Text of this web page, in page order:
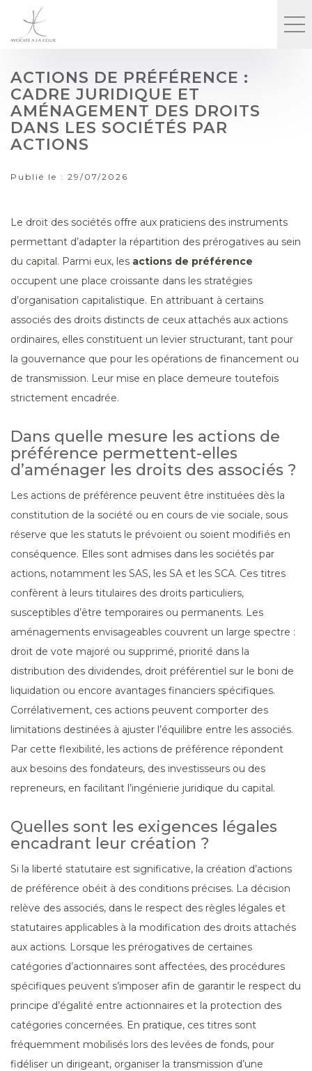
ACTIONS DE PRÉFÉRENCE :
CADRE JURIDIQUE ET
AMÉNAGEMENT DES DROITS
DANS LES SOCIÉTÉS PAR
ACTIONS
Publié le : 29/07/2026
Le droit des sociétés offre aux praticiens des instruments
permettant d’adapter la répartition des prérogatives au sein
du capital. Parmi eux, les actions de préférence
occupent une place croissante dans les stratégies
d’organisation capitalistique. En attribuant à certains
associés des droits distincts de ceux attachés aux actions
ordinaires, elles constituent un levier structurant, tant pour
la gouvernance que pour les opérations de financement ou
de transmission. Leur mise en place demeure toutefois
strictement encadrée.
Dans quelle mesure les actions de
préférence permettent-elles
d’aménager les droits des associés ?
Les actions de préférence peuvent être instituées dès la
constitution de la société ou en cours de vie sociale, sous
réserve que les statuts le prévoient ou soient modifiés en
conséquence. Elles sont admises dans les sociétés par
actions, notamment les SAS, les SA et les SCA. Ces titres
confèrent à leurs titulaires des droits particuliers,
susceptibles d’être temporaires ou permanents. Les
aménagements envisageables couvrent un large spectre :
droit de vote majoré ou supprimé, priorité dans la
distribution des dividendes, droit préférentiel sur le boni de
liquidation ou encore avantages financiers spécifiques.
Corrélativement, ces actions peuvent comporter des
limitations destinées à ajuster l’équilibre entre les associés.
Par cette flexibilité, les actions de préférence répondent
aux besoins des fondateurs, des investisseurs ou des
repreneurs, en facilitant l’ingénierie juridique du capital.
Quelles sont les exigences légales
encadrant leur création ?
Si la liberté statutaire est significative, la création d’actions
de préférence obéit à des conditions précises. La décision
relève des associés, dans le respect des règles légales et
statutaires applicables à la modification des droits attachés
aux actions. Lorsque les prérogatives de certaines
catégories d’actionnaires sont affectées, des procédures
spécifiques peuvent s’imposer afin de garantir le respect du
principe d’égalité entre actionnaires et la protection des
catégories concernées. En pratique, ces titres sont
fréquemment mobilisés lors des levées de fonds, pour
fidéliser un dirigeant, organiser la transmission d’une